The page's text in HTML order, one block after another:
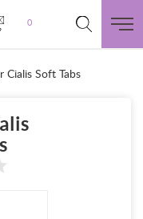
0
Cialis Soft Tabs